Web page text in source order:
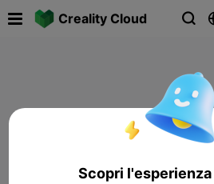
Creality Cloud 
Scopri